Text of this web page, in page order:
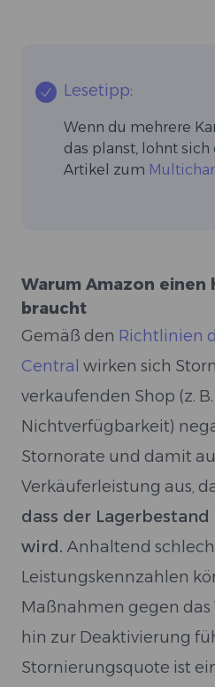
Lesetipp:
Wenn du mehrere
das planst, lohnt
Artikel zum
Warum Amazon einen
braucht
Gemäß den Richtlinien
Central wirken sich
verkaufenden Shop (z.
Nichtverfügbarkeit)
Stornorate und damit
Verkäuferleistung aus,
dass der
wird. Anhaltend
Leistungskennzahlen
Maßnahmen gegen das
hin zur Deaktivierung
Stornierungsquote ist